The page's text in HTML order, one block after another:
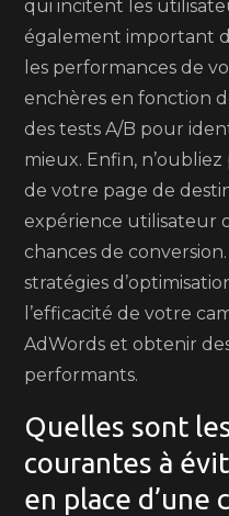
qui incitent les
également important
les performances de
enchères en fonction
des tests A/B pour
mieux. Enfin,
de votre page de
expérience utilisateur
chances de
stratégies
l’efficacité de votre
AdWords et obtenir
performants.
Quelles sont
courantes à
en place d’une